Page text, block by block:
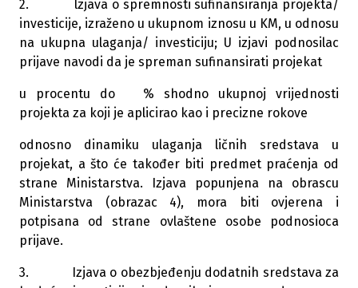
2. lzjava o spremnosti sufinansiranja projekta/
investicije, izraženo u ukupnom iznosu u KM, u odnosu
na ukupna ulaganja/ investiciju; U izjavi podnosilac
prijave navodi da je spreman sufinansirati projekat
u procentu do % shodno ukupnoj vrijednosti
projekta za koji je aplicirao kao i precizne rokove
odnosno dinamiku ulaganja ličnih sredstava u
projekat, a što će također biti predmet praćenja od
strane Ministarstva. Izjava popunjena na obrascu
Ministarstva (obrazac 4), mora biti ovjerena i
potpisana od strane ovlaštene osobe podnosioca
prijave.
3. Izjava o obezbjeđenju dodatnih sredstava za